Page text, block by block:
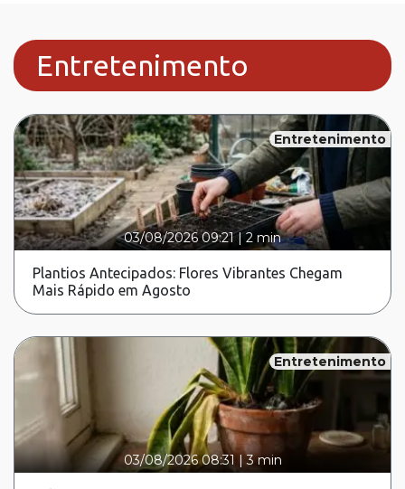
Entretenimento
Entretenimento
03/08/2026 09:21|2 min
Plantios Antecipados: Flores Vibrantes Chegam
Mais Rápido em Agosto
Entretenimento
03/08/2026 08:31 |3 min